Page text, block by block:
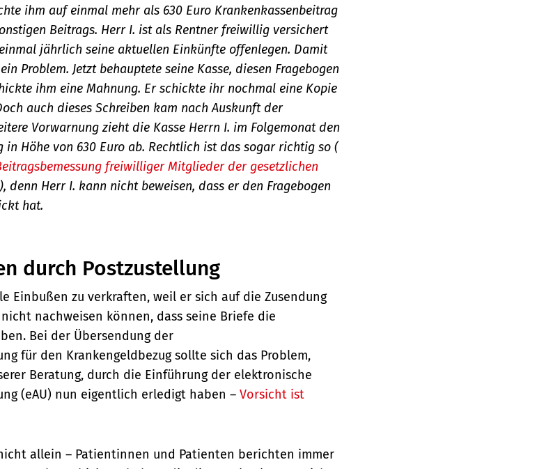
ihm auf einmal mehr als 630 Euro Krankenkassenbeitrag
Beitrags. Herr I. ist als Rentner freiwillig versichert
jährlich seine aktuellen Einkünfte offenlegen. Damit
Problem. Jetzt behauptete seine Kasse, diesen Fragebogen
ihm eine Mahnung. Er schickte ihr nochmal eine Kopie
auch dieses Schreiben kam nach Auskunft der
Vorwarnung zieht die Kasse Herrn I. im Folgemonat den
in Höhe von 630 Euro ab. Rechtlich ist das sogar richtig so (
freiwilliger Mitglieder der gesetzlichen
denn Herr I. kann nicht beweisen, dass er den Fragebogen
hat.
durch Postzustellung
Einbußen zu verkraften, weil er sich auf die Zusendung
nachweisen können, dass seine Briefe die
Bei der Übersendung der
für den Krankengeldbezug sollte sich das Problem,
Beratung, durch die Einführung der elektronische
(eAU) nun eigentlich erledigt haben – Vorsicht ist
allein – Patientinnen und Patienten berichten immer